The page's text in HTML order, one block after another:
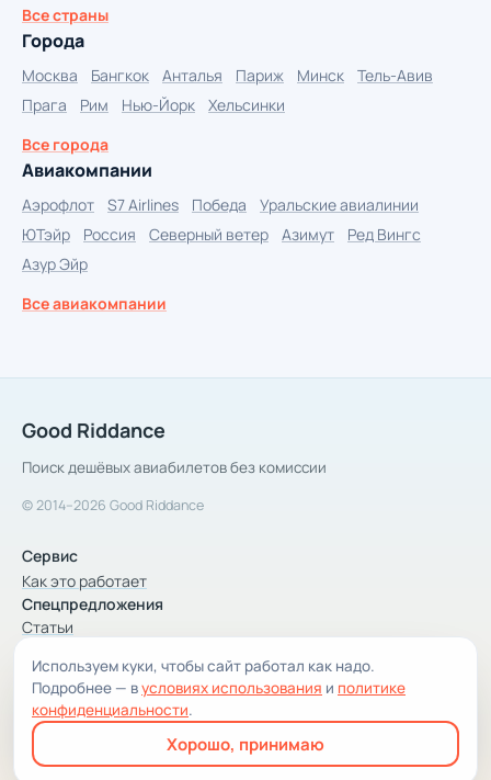
Все страны
Города
Москва Бангкок Анталья Париж Минск
Тель-Авив
Прага
Рим Нью-Йорк
Хельсинки
Все города
Авиакомпании
Аэрофлот S7 Airlines Победа
Уральские авиалинии
ЮТэйр
Россия Северный ветер Азимут
Ред Вингс
Азур Эйр
Все авиакомпании
Good Riddance
Поиск дешёвых авиабилетов без комиссии
© 2014–2026 Good Riddance
Сервис
Как это работает
Спецпредложения
Статьи
Компания
Компания и контакты
Условия использования
Конфиденциальность
Используем куки, чтобы сайт работал как надо.
Подробнее — вусловиях использования и политике
конфиденциальности.
Хорошо, принимаю